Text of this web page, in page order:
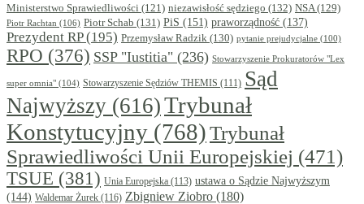
Ministerstwo Sprawiedliwości (121) niezawisłość sędziego (132) NSA (129)
Piotr Rachtan (106) Piotr Schab (131) PiS (151) praworządność (137)
Prezydent RP(195) Przemysław Radzik (130) pytanie prejudycjalne (100)
RPO (376) SSP "Iustitia" (236) Stowarzyszenie Prokuratorów "Lex
super omnia" (104) Stowarzyszenie Sędziów THEMIS (111) Sąd
Najwyższy (616)Trybunał
Konstytucyjny (768)Trybunał
Sprawiedliwości Unii Europejskiej (471)
TSUE (381) Unia Europejska (113) ustawa o Sądzie Najwyższym
(144) Waldemar Żurek (116) Zbigniew Ziobro (180)